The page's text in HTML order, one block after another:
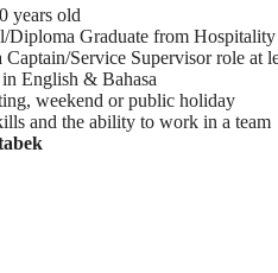
years old
Graduate from Hospitality
Captain/Service Supervisor role at
English & Bahasa
weekend or public holiday
and the ability to work in a team